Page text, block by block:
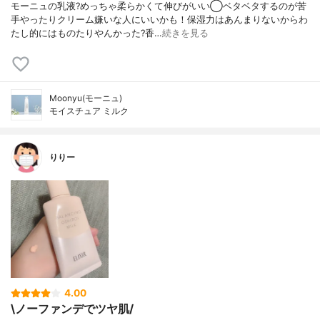
モーニュの乳液?めっちゃ柔らかくて伸びがいい◯ベタベタするのが苦
手やったりクリーム嫌いな人にいいかも！保湿力はあんまりないからわ
たし的にはものたりやんかった?香…続きを見る
Moonyu(モーニュ)
モイスチュア ミルク
りりー
4.00
\ノーファンデでツヤ肌/